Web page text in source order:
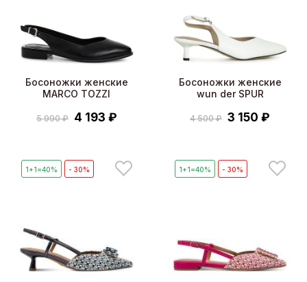
Босоножки женские
MARCO TOZZI
5 990 ₽ 4 193 ₽
Босоножки женские
wun der SPUR
4 500 ₽ 3 150 ₽
1+1=40% - 30% 1+1=40% - 30%